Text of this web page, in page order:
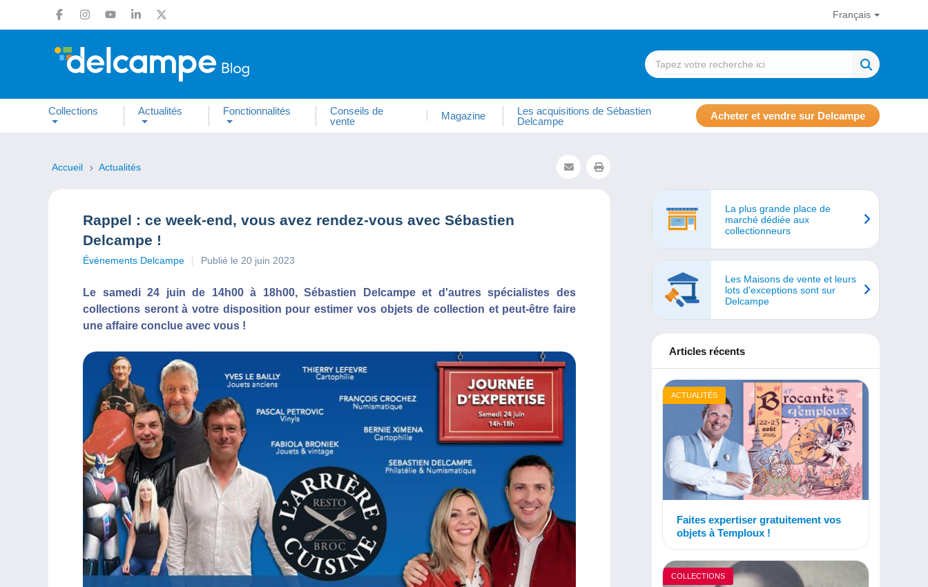
Français
Collections Actualités Fonctionnalités
Conseils de
vente
Magazine
Les acquisitions de Sébastien
Delcampe
Acheter et vendre sur Delcampe
Accueil Actualités
Rappel : ce week-end, vous avez rendez-vous avec Sébastien
Delcampe !
Événements Delcampe Publié le 20 juin 2023
Le samedi 24 juin de 14h00 à 18h00, Sébastien Delcampe et d'autres spécialistes des
collections seront à votre disposition pour estimer vos objets de collection et peut-être faire
une affaire conclue avec vous !
La plus grande place de
marché dédiée aux
collectionneurs
Les Maisons de vente et leurs
lots d'exceptions sont sur
Delcampe
Articles récents
ACTUALITÉS
Faites expertiser gratuitement vos
objets à Temploux !
COLLECTIONS